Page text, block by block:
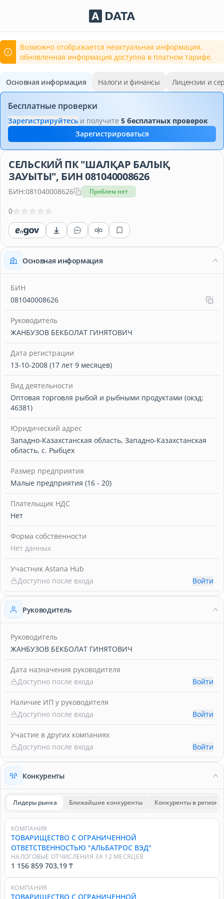
Сервисы Adata.kz
Возможно отображается неактуальная информация,
обновленная информация доступна в платном тарифе.
Основная информация Налоги и финансы Лицензии и
Бесплатные проверки
Зарегистрируйтесь и получите 5 бесплатных проверок
Зарегистрироваться
СЕЛЬСКИЙ ПК "ШАЛҚАР БАЛЫҚ
ЗАУЫТЫ", БИН 081040008626
БИН:081040008626 Проблем нет
0
Основная информация
БИН
081040008626
Руководитель
ЖАНБУЗОВ БЕКБОЛАТ ГИНЯТОВИЧ
Дата регистрации
13-10-2008 (17 лет 9 месяцев)
Вид деятельности
Оптовая торговля рыбой и рыбными продуктами (окэд:
46381)
Юридический адрес
Западно-Казахстанская область, Западно-Казахстанская
область, с. Рыбцех
Размер предприятия
Малые предприятия (16 - 20)
Плательщик НДС
Нет
Форма собственности
Нет данных
Участник Astana Hub
Доступно после входа
Войти
Руководитель
Руководитель
ЖАНБУЗОВ БЕКБОЛАТ ГИНЯТОВИЧ
Дата назначения руководителя
Доступно после входа
Войти
Наличие ИП у руководителя
Доступно после входа
Войти
Участие в других компаниях
Доступно после входа
Войти
Конкуренты
Лидеры рынка Ближайшие конкуренты Конкуренты в регионе
КОМПАНИЯ
ТОВАРИЩЕСТВО С ОГРАНИЧЕННОЙ
ОТВЕТСТВЕННОСТЬЮ "АЛЬБАТРОС ВЭД"
НАЛОГОВЫЕ ОТЧИСЛЕНИЯ ЗА 12 МЕСЯЦЕВ
1 156 859 703,19 ₸
КОМПАНИЯ
ТОВАРИЩЕСТВО С ОГРАНИЧЕННОЙ